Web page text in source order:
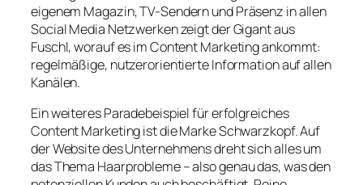
eigenem Magazin, TV-Sendern und Präsenz in allen
Social Media Netzwerken zeigt der Gigant aus
Fuschl, worauf es im Content Marketing ankommt:
regelmäßige, nutzerorientierte Information auf allen
Kanälen.
Ein weiteres Paradebeispiel für erfolgreiches
Content Marketing ist die Marke Schwarzkopf. Auf
der Website des Unternehmens dreht sich alles um
das Thema Haarprobleme – also genau das, was den